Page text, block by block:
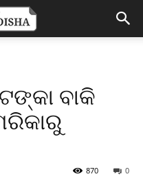
ବାକି
0
870